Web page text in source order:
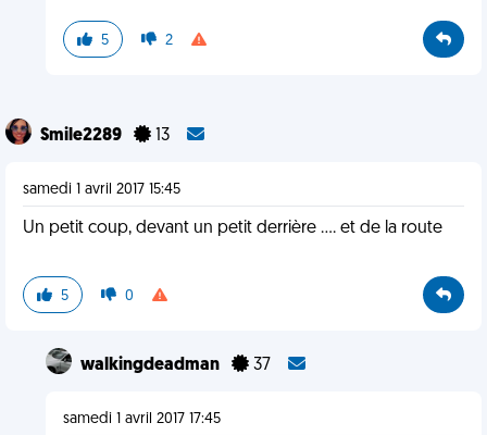
5 2
Smile2289 13
samedi 1 avril 2017 15:45
Un petit coup, devant un petit derrière .... et de la route
5 0
walkingdeadman 37
samedi 1 avril 2017 17:45